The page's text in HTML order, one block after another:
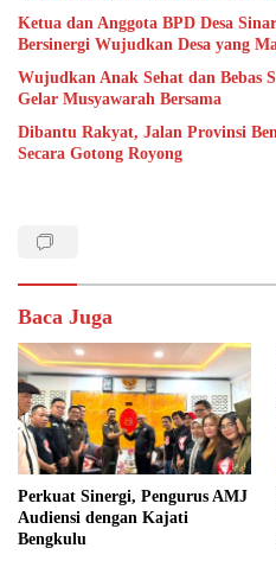
Ketua dan Anggota BPD Desa
Bersinergi Wujudkan Desa yang
Wujudkan Anak Sehat dan Bebas
Gelar Musyawarah Bersama
Dibantu Rakyat, Jalan Provinsi
Secara Gotong Royong
Baca Juga
Perkuat Sinergi, Pengurus AMJ
Audiensi dengan Kajati
Bengkulu